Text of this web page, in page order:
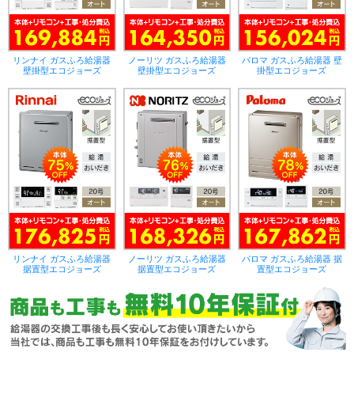
リンナイ ガスふろ給湯器
壁掛型エコジョーズ
ノーリツ ガスふろ給湯器
壁掛型エコジョーズ
パロマ ガスふろ給湯器 壁
掛型エコジョーズ
リンナイ ガスふろ給湯器
据置型エコジョーズ
ノーリツ ガスふろ給湯器
据置型エコジョーズ
パロマ ガスふろ給湯器 据
置型エコジョーズ